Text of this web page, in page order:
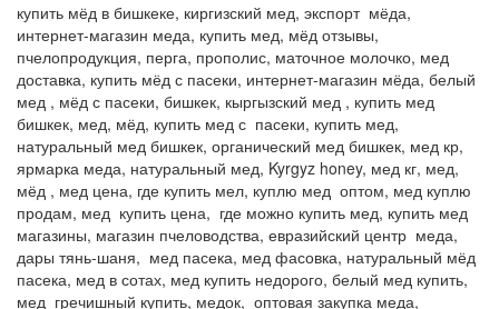
купить мёд в бишкеке, киргизский мед, экспорт мёда,
интернет-магазин меда, купить мед, мёд отзывы,
пчелопродукция, перга, прополис, маточное молочко, мед
доставка, купить мёд с пасеки, интернет-магазин мёда, белый
мед , мёд с пасеки, бишкек, кыргызский мед , купить мед
бишкек, мед, мёд, купить мед с пасеки, купить мед,
натуральный мед бишкек, органический мед бишкек, мед кр,
ярмарка меда, натуральный мед, Kyrgyz honey, мед кг, мед,
мёд , мед цена, где купить мел, куплю мед оптом, мед куплю
продам, мед купить цена, где можно купить мед, купить мед
магазины, магазин пчеловодства, евразийский центр меда,
дары тянь-шаня, мед пасека, мед фасовка, натуральный мёд
пасека, мед в сотах, мед купить недорого, белый мед купить,
мед гречишный купить, медок, оптовая закупка меда,